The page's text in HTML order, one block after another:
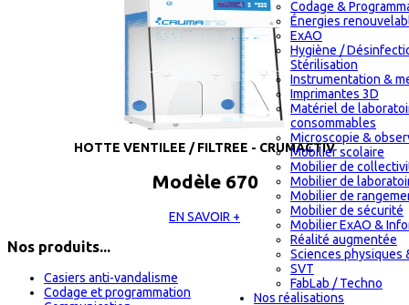
Codage &
Énergies
ExAO
Hygiène /
Stérilisation
Instrumentation &
Imprimantes 3D
Matériel de
consommables
Microscopie &
Mobilier scolaire
Mobilier de
Mobilier de
Mobilier de
Mobilier de sécurité
Mobilier ExAO &
Réalité augmentée
Sciences physiques
SVT
FabLab / Techno
Nos réalisations
HOTTE VENTILEE / FILTREE - CRUMACTIV
Modèle 670
EN SAVOIR +
Nos produits...
Casiers anti-vandalisme
Codage et programmation